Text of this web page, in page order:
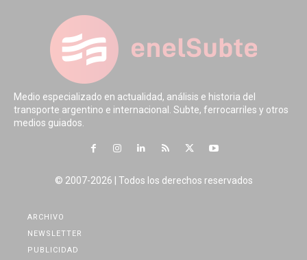
Medio especializado en actualidad, análisis e historia del
transporte argentino e internacional. Subte, ferrocarriles y otros
medios guiados.
© 2007-2026 | Todos los derechos reservados
ARCHIVO
NEWSLETTER
PUBLICIDAD